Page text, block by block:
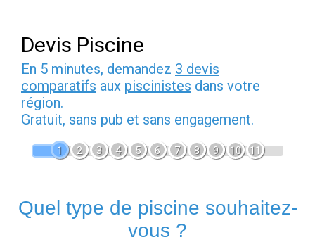
Devis Piscine
En 5 minutes, demandez 3 devis
comparatifs aux piscinistes dans votre
région.
Gratuit, sans pub et sans engagement.
1 2 3 4 5 6 7 8 9 10 11
Quel type de piscine souhaitez-
vous ?